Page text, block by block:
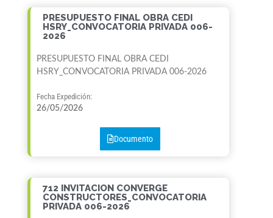
PRESUPUESTO FINAL OBRA CEDI
HSRY_CONVOCATORIA PRIVADA 006-
2026
PRESUPUESTO FINAL OBRA CEDI
HSRY_CONVOCATORIA PRIVADA 006-2026
Fecha Expedición:
26/05/2026
Documento
712 INVITACION CONVERGE
CONSTRUCTORES_CONVOCATORIA
PRIVADA 006-2026